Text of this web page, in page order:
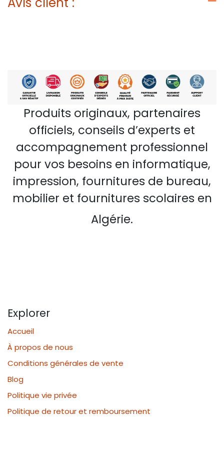
Produits originaux, partenaires
officiels, conseils d’experts et
accompagnement professionnel
pour vos besoins en informatique,
impression, fournitures de bureau,
mobilier et fournitures scolaires en
Algérie.
Explorer
Accueil
À propos de nous
Conditions générales de vente
Blog
Politique vie privée
Politique de retour et remboursement